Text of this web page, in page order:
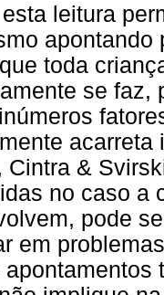
leitura
toda
se faz,
Cintra &
no caso a
pode
em